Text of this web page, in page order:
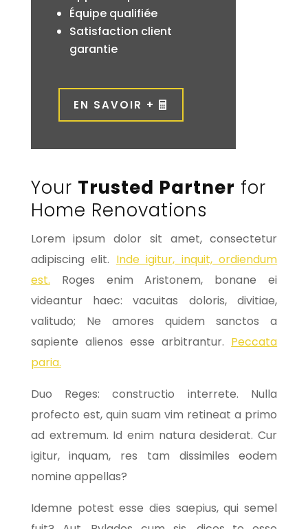
Équipe qualifiée
Satisfaction client
garantie
EN SAVOIR +
Your Trusted Partner for
Home Renovations
Lorem ipsum dolor sit amet, consectetur
adipiscing elit. Inde igitur, inquit, ordiendum
est. Roges enim Aristonem, bonane ei
videantur haec: vacuitas doloris, divitiae,
valitudo; Ne amores quidem sanctos a
sapiente alienos esse arbitrantur. Peccata
paria.
Duo Reges: constructio interrete. Nulla
profecto est, quin suam vim retineat a primo
ad extremum. Id enim natura desiderat. Cur
igitur, inquam, res tam dissimiles eodem
nomine appellas?
Idemne potest esse dies saepius, qui semel